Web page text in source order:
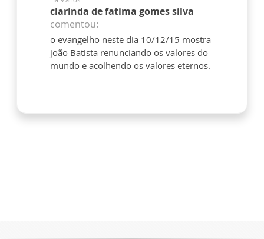
clarinda de fatima gomes silva
comentou:
o evangelho neste dia 10/12/15 mostra
joão Batista renunciando os valores do
mundo e acolhendo os valores eternos.